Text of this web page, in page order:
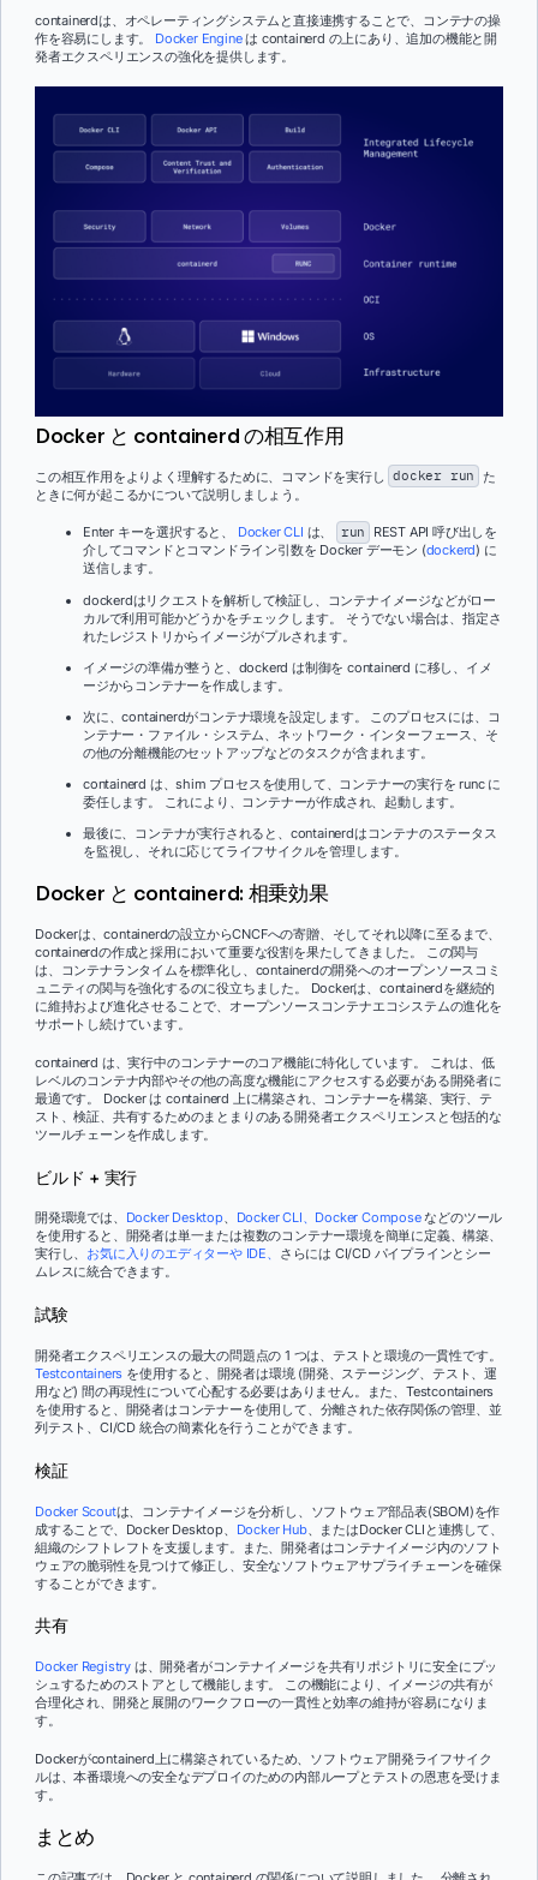
containerdは、オペレーティングシステムと直接連携することで、コンテナの操
作を容易にします。 Docker Engineは containerd の上にあり、追加の機能と開
発者エクスペリエンスの強化を提供します。
Docker と containerd の相互作用
この相互作用をよりよく理解するために、コマンドを実行し docker run た
ときに何が起こるかについて説明しましょう。
Enter キーを選択すると、 Docker CLI は、 run
REST API 呼び出しを
介してコマンドとコマンドライン引数を Docker デーモン (dockerd) に
送信します。
dockerdはリクエストを解析して検証し、コンテナイメージなどがロー
カルで利用可能かどうかをチェックします。 そうでない場合は、指定さ
れたレジストリからイメージがプルされます。
イメージの準備が整うと、dockerd は制御を containerd に移し、イメ
ージからコンテナーを作成します。
次に、containerdがコンテナ環境を設定します。 このプロセスには、コ
ンテナー・ファイル・システム、ネットワーク・インターフェース、そ
の他の分離機能のセットアップなどのタスクが含まれます。
containerd は、shim プロセスを使用して、コンテナーの実行を runc に
委任します。 これにより、コンテナーが作成され、起動します。
最後に、コンテナが実行されると、containerdはコンテナのステータス
を監視し、それに応じてライフサイクルを管理します。
Docker と containerd: 相乗効果
Dockerは、containerdの設立からCNCFへの寄贈、そしてそれ以降に至るまで、
containerdの作成と採用において重要な役割を果たしてきました。 この関与
は、コンテナランタイムを標準化し、containerdの開発へのオープンソースコミ
ュニティの関与を強化するのに役立ちました。 Dockerは、containerdを継続的
に維持および進化させることで、オープンソースコンテナエコシステムの進化を
サポートし続けています。
containerd は、実行中のコンテナーのコア機能に特化しています。 これは、低
レベルのコンテナ内部やその他の高度な機能にアクセスする必要がある開発者に
最適です。 Docker は containerd 上に構築され、コンテナーを構築、実行、テ
スト、検証、共有するためのまとまりのある開発者エクスペリエンスと包括的な
ツールチェーンを作成します。
ビルド + 実行
開発環境では、 Docker Desktop、 Docker CLI、 Docker Composeなどのツール
を使用すると、開発者は単一または複数のコンテナー環境を簡単に定義、構築、
実行し、 お気に入りのエディターや IDE、 さらには CI/CD パイプラインとシー
ムレスに統合できます。
試験
開発者エクスペリエンスの最大の問題点の 1 つは、テストと環境の一貫性です。
Testcontainers を使用すると、開発者は環境 (開発、ステージング、テスト、運
用など) 間の再現性について心配する必要はありません。また、Testcontainers
を使用すると、開発者はコンテナーを使用して、分離された依存関係の管理、並
列テスト、CI/CD 統合の簡素化を行うことができます。
検証
Docker Scoutは、コンテナイメージを分析し、ソフトウェア部品表(SBOM)を作
成することで、Docker Desktop、 Docker Hub、またはDocker CLIと連携して、
組織のシフトレフトを支援します。また、開発者はコンテナイメージ内のソフト
ウェアの脆弱性を見つけて修正し、安全なソフトウェアサプライチェーンを確保
することができます。
共有
Docker Registry は、開発者がコンテナイメージを共有リポジトリに安全にプッ
シュするためのストアとして機能します。 この機能により、イメージの共有が
合理化され、開発と展開のワークフローの一貫性と効率の維持が容易になりま
す。
Dockerがcontainerd上に構築されているため、ソフトウェア開発ライフサイク
ルは、本番環境への安全なデプロイのための内部ループとテストの恩恵を受けま
す。
まとめ